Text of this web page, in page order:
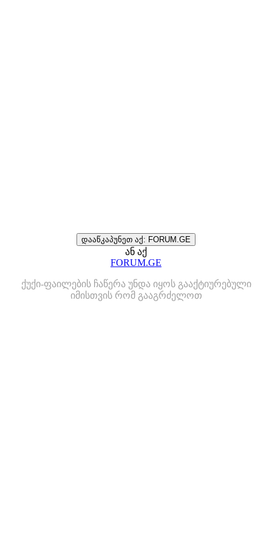
დააწკაპუნეთ აქ: FORUM.GE
ან აქ
FORUM.GE
ქუქი-ფაილების ჩაწერა უნდა იყოს გააქტიურებული
იმისთვის რომ გააგრძელოთ